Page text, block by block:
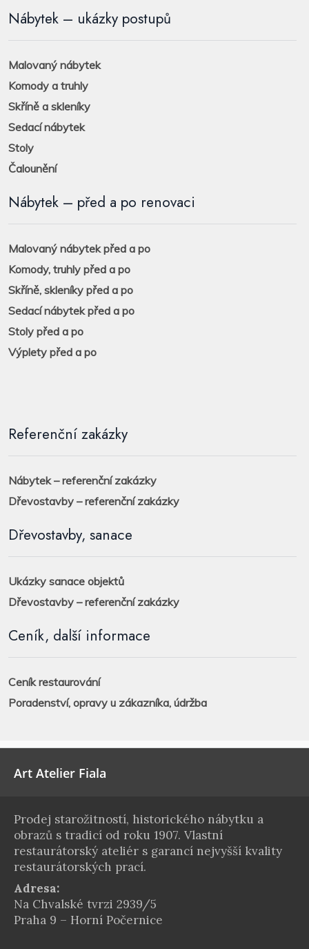
Nábytek – ukázky postupů
Malovaný nábytek
Komody a truhly
Skříně a skleníky
Sedací nábytek
Stoly
Čalounění
Nábytek – před a po renovaci
Malovaný nábytek před a po
Komody, truhly před a po
Skříně, skleníky před a po
Sedací nábytek před a po
Stoly před a po
Výplety před a po
Referenční zakázky
Nábytek – referenční zakázky
Dřevostavby – referenční zakázky
Dřevostavby, sanace
Ukázky sanace objektů
Dřevostavby – referenční zakázky
Ceník, další informace
Ceník restaurování
Poradenství, opravy u zákazníka, údržba
Art Atelier Fiala
Prodej starožitností, historického nábytku a
obrazů s tradicí od roku 1907. Vlastní
restaurátorský ateliér s garancí nejvyšší kvality
restaurátorských prací.
Adresa:
Na Chvalské tvrzi 2939/5
Praha 9 – Horní Počernice